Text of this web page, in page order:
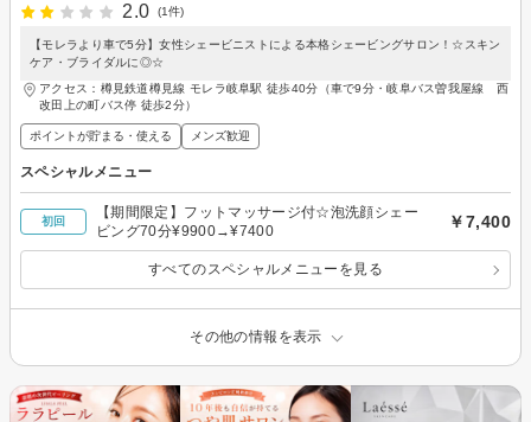
2.0
(1件)
【モレラより車で5分】女性シェービニストによる本格シェービングサロン！☆スキン
ケア・ブライダルに◎☆
アクセス：樽見鉄道樽見線 モレラ岐阜駅 徒歩40分（車で9分・岐阜バス曽我屋線 西
改田上の町バス停 徒歩2分）
ポイントが貯まる・使える メンズ歓迎
スペシャルメニュー
初回
【期間限定】フットマッサージ付☆泡洗顔シェー
ビング70分¥9900→¥7400
￥7,400
すべてのスペシャルメニューを見る
その他の情報を表示